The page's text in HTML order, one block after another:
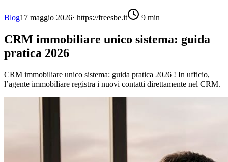
Blog17 maggio 2026· https://freesbe.it 9 min
CRM immobiliare unico sistema: guida
pratica 2026
CRM immobiliare unico sistema: guida pratica 2026 ! In ufficio,
l’agente immobiliare registra i nuovi contatti direttamente nel CRM.